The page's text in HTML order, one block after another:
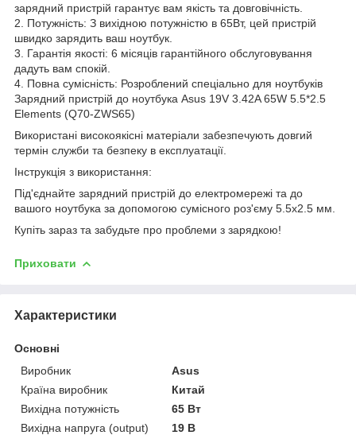
зарядний пристрій гарантує вам якість та довговічність.
2. Потужність: З вихідною потужністю в 65Вт, цей пристрій
швидко зарядить ваш ноутбук.
3. Гарантія якості: 6 місяців гарантійного обслуговування
дадуть вам спокій.
4. Повна сумісність: Розроблений спеціально для ноутбуків
Зарядний пристрій до ноутбука Asus 19V 3.42A 65W 5.5*2.5
Elements (Q70-ZWS65)
Використані високоякісні матеріали забезпечують довгий
термін служби та безпеку в експлуатації.
Інструкція з використання:
Під'єднайте зарядний пристрій до електромережі та до
вашого ноутбука за допомогою сумісного роз'єму 5.5x2.5 мм.
Купіть зараз та забудьте про проблеми з зарядкою!
Приховати
Характеристики
Основні
Виробник
Asus
Країна виробник
Китай
Вихідна потужність
65 Вт
Вихідна напруга (output)
19 В